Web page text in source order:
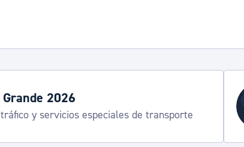
2026
y servicios especiales de transporte